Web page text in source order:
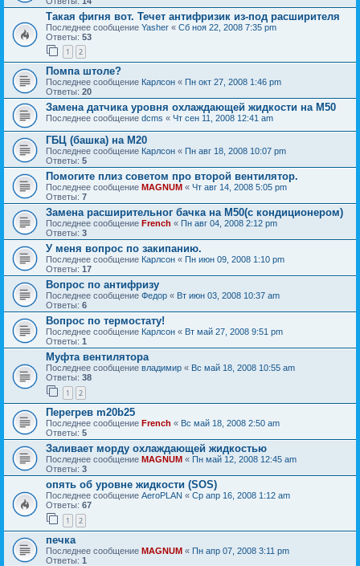
Такая фигня вот. Течет антифризик из-под расширителя
Последнее сообщение Yasher « Сб ноя 22, 2008 7:35 pm
Ответы: 53
1 2
Помпа штоле?
Последнее сообщение Карлсон « Пн окт 27, 2008 1:46 pm
Ответы: 20
Замена датчика уровня охлаждающей жидкости на М50
Последнее сообщение dcms « Чт сен 11, 2008 12:41 am
ГБЦ (башка) на M20
Последнее сообщение Карлсон « Пн авг 18, 2008 10:07 pm
Ответы: 5
Помогите плиз советом про второй вентилятор.
Последнее сообщение MAGNUM « Чт авг 14, 2008 5:05 pm
Ответы: 7
Замена расширительног бачка на М50(с кондиционером)
Последнее сообщение French « Пн авг 04, 2008 2:12 pm
Ответы: 3
У меня вопрос по закипанию.
Последнее сообщение Карлсон « Пн июн 09, 2008 1:10 pm
Ответы: 17
Вопрос по антифризу
Последнее сообщение Федор « Вт июн 03, 2008 10:37 am
Ответы: 6
Вопрос по термостату!
Последнее сообщение Карлсон « Вт май 27, 2008 9:51 pm
Ответы: 1
Муфта вентилятора
Последнее сообщение владимир « Вс май 18, 2008 10:55 am
Ответы: 38
1 2
Перегрев m20b25
Последнее сообщение French « Вс май 18, 2008 2:50 am
Ответы: 5
Заливает морду охлаждающей жидкостью
Последнее сообщение MAGNUM « Пн май 12, 2008 12:45 am
Ответы: 3
опять об уровне жидкости (SOS)
Последнее сообщение AeroPLAN « Ср апр 16, 2008 1:12 am
Ответы: 67
1 2
печка
Последнее сообщение MAGNUM « Пн апр 07, 2008 3:11 pm
Ответы: 1